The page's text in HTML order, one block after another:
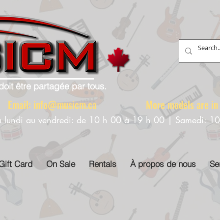
être partagée par tous.
Email: info@musicm.ca More models are in
lundi au vendredi: de 10 h 00 à 19 h 00 | Samedi:
Card On Sale Rentals À propos de nous